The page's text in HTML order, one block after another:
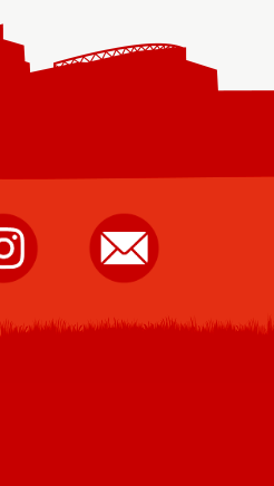
Timrå
kommun
på
Instagram.
Skicka
e-
post
till
kommun.